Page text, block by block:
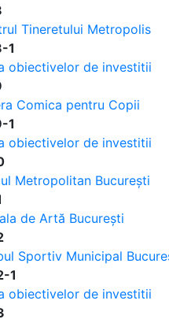
Tineretului Metropolis
1
obiectivelor de investitii
Comica pentru Copii
1
obiectivelor de investitii
Metropolitan București
de Artă București
Sportiv Municipal
1
obiectivelor de investitii